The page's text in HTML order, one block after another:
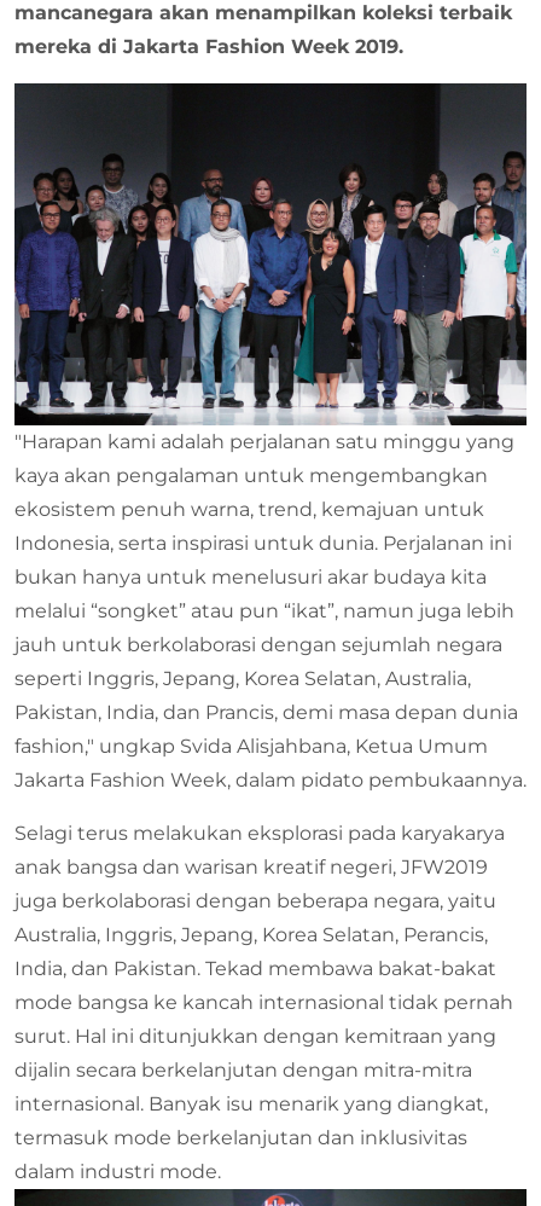
mancanegara akan menampilkan koleksi terbaik
mereka di Jakarta Fashion Week 2019.
"Harapan kami adalah perjalanan satu minggu yang
kaya akan pengalaman untuk mengembangkan
ekosistem penuh warna, trend, kemajuan untuk
Indonesia, serta inspirasi untuk dunia. Perjalanan ini
bukan hanya untuk menelusuri akar budaya kita
melalui “songket” atau pun “ikat”, namun juga lebih
jauh untuk berkolaborasi dengan sejumlah negara
seperti Inggris, Jepang, Korea Selatan, Australia,
Pakistan, India, dan Prancis, demi masa depan dunia
fashion," ungkap Svida Alisjahbana, Ketua Umum
Jakarta Fashion Week, dalam pidato pembukaannya.
Selagi terus melakukan eksplorasi pada karyakarya
anak bangsa dan warisan kreatif negeri, JFW2019
juga berkolaborasi dengan beberapa negara, yaitu
Australia, Inggris, Jepang, Korea Selatan, Perancis,
India, dan Pakistan. Tekad membawa bakat-bakat
mode bangsa ke kancah internasional tidak pernah
surut. Hal ini ditunjukkan dengan kemitraan yang
dijalin secara berkelanjutan dengan mitra-mitra
internasional. Banyak isu menarik yang diangkat,
termasuk mode berkelanjutan dan inklusivitas
dalam industri mode.